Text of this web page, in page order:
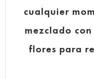
cualquier
mezclado
flores para